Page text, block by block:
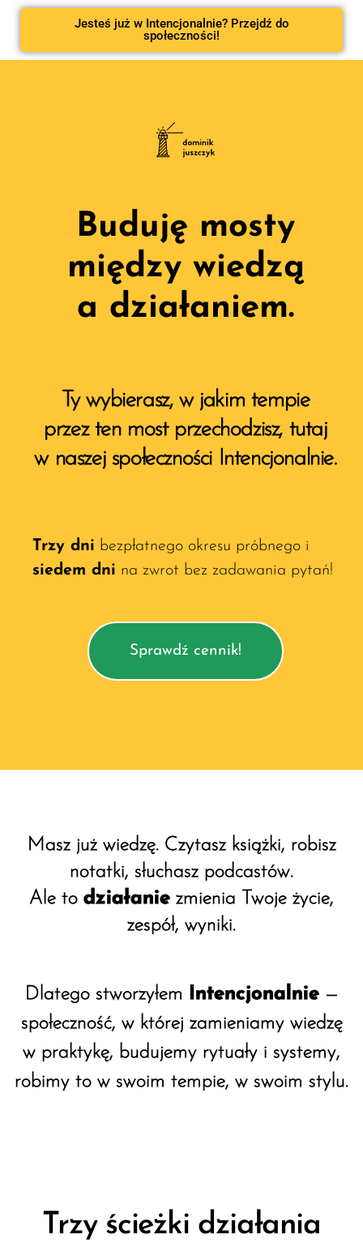
Jesteś już w Intencjonalnie? Przejdź do
społeczności!
Buduję mosty
między wiedzą
a działaniem.
Ty wybierasz, w jakim tempie
przez ten most przechodzisz, tutaj
w naszej społeczności Intencjonalnie.
Trzy dni bezpłatnego okresu próbnego i
siedem dni na zwrot bez zadawania pytań!
Sprawdź cennik!
Masz już wiedzę. Czytasz książki, robisz
notatki, słuchasz podcastów.
Ale to działanie zmienia Twoje życie,
zespół, wyniki.
Dlatego stworzyłem Intencjonalnie—
społeczność, w której zamieniamy wiedzę
w praktykę, budujemy rytuały i systemy,
robimy to w swoim tempie, w swoim stylu.
Trzy ścieżki działania